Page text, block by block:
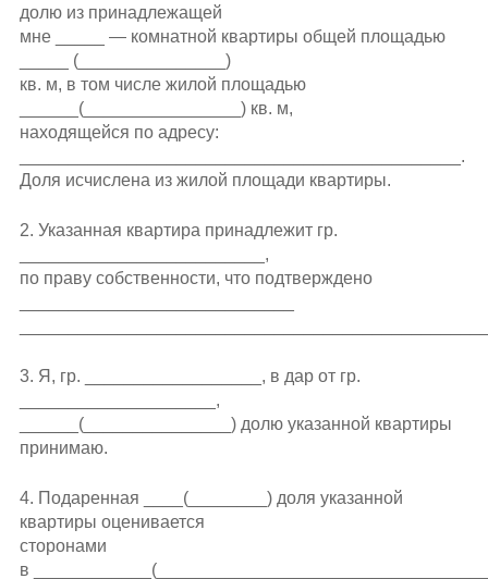
долю из принадлежащей
мне _____ — комнатной квартиры общей площадью
_____ (_______________)
кв. м, в том числе жилой площадью
______(________________) кв. м,
находящейся по адресу:
_____________________________________________.
Доля исчислена из жилой площади квартиры.
2. Указанная квартира принадлежит гр.
_________________________,
по праву собственности, что подтверждено
3. Я, гр. __________________, в дар от гр.
____________________,
______(_______________) долю указанной квартиры
принимаю.
4. Подаренная ____(________) доля указанной
квартиры оценивается
сторонами
в